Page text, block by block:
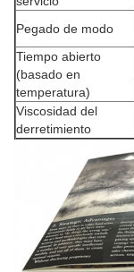
Pegado de modo
Tiempo abierto
(basado en
temperatura)
Viscosidad del
derretimiento